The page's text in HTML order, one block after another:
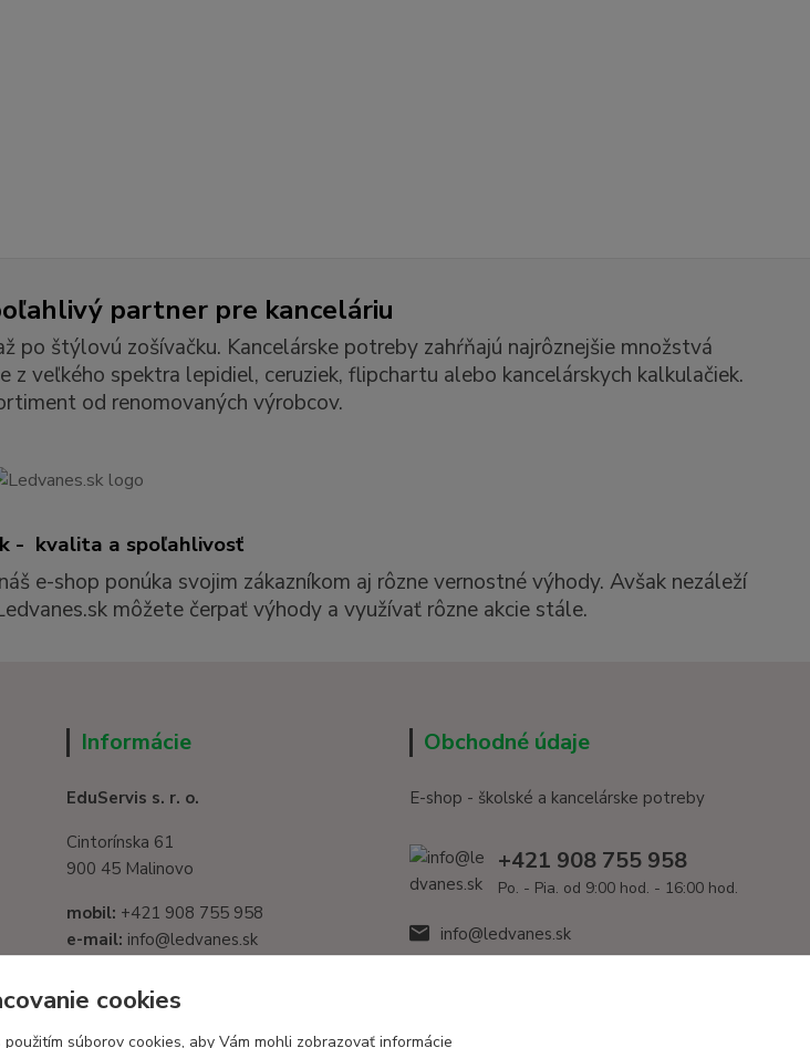
partner pre kanceláriu
po štýlovú zošívačku. Kancelárske potreby zahŕňajú najrôznejšie množstvá
veľkého spektra lepidiel, ceruziek, flipchartu alebo kancelárskych kalkulačiek.
od renomovaných výrobcov.
- kvalita a spoľahlivosť
e-shop ponúka svojim zákazníkom aj rôzne vernostné výhody. Avšak nezáleží
môžete čerpať výhody a využívať rôzne akcie stále.
Informácie
EduServis s. r. o.
Cintorínska 61
900 45 Malinovo
mobil: +421 908 755 958
e-mail: info@ledvanes.sk
Obchodné údaje
E-shop - školské a kancelárske potreby
+421 908 755 958
Po. - Pia. od 9:00 hod. - 16:00 hod.
info@ledvanes.sk
cookies
použitím súborov cookies, aby Vám mohli zobrazovať informácie